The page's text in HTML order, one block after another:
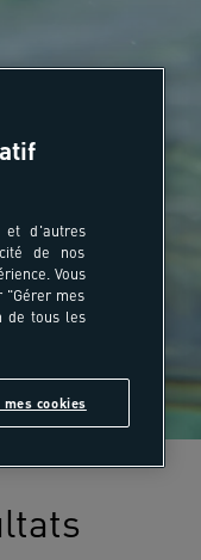
et d'autres
de nos
Vous
"Gérer mes
de tous les
mes cookies